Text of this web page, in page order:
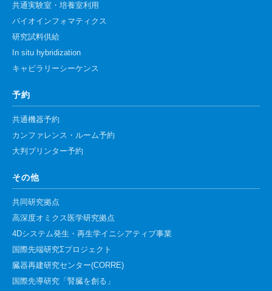
共通実験室・培養室利用
バイオインフォマティクス
研究試料供給
In situ hybridization
キャピラリーシーケンス
予約
共通機器予約
カンファレンス・ルーム予約
大判プリンター予約
その他
共同研究拠点
高深度オミクス医学研究拠点
4Dシステム発生・再生学イニシアティブ事業
国際先端研究Σプロジェクト
臓器再建研究センター(CORRE)
国際先導研究「腎臓を創る」